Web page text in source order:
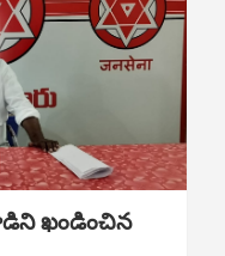
ఖండించిన